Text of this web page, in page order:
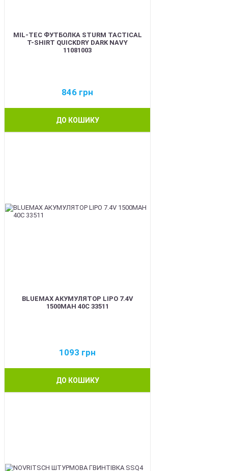
MIL-TEC ФУТБОЛКА STURM TACTICAL
T-SHIRT QUICKDRY DARK NAVY
11081003
846 грн
ДО КОШИКУ
BLUEMAX АКУМУЛЯТОР LIPO 7.4V
1500MAH 40C 33511
1093 грн
ДО КОШИКУ